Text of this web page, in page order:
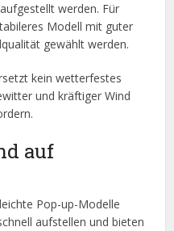
werden. Für
Modell mit guter
gewählt werden.
kein wetterfestes
und kräftiger Wind
auf
Pop-up-Modelle
aufstellen und bieten